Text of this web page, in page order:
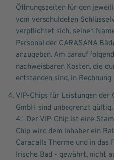
Öffnungszeiten für den
vom verschuldeten
verpflichtet sich, seinen
Personal der CARASANA
anzugeben. Am darauf
nachweisbaren Kosten, die
entstanden sind, in
VIP-Chips für Leistungen der
GmbH sind unbegrenzt gültig.
4.1 Der VIP-Chip ist eine
Chip wird dem Inhaber ein
Caracalla Therme und in das
Irische Bad - gewährt, nicht